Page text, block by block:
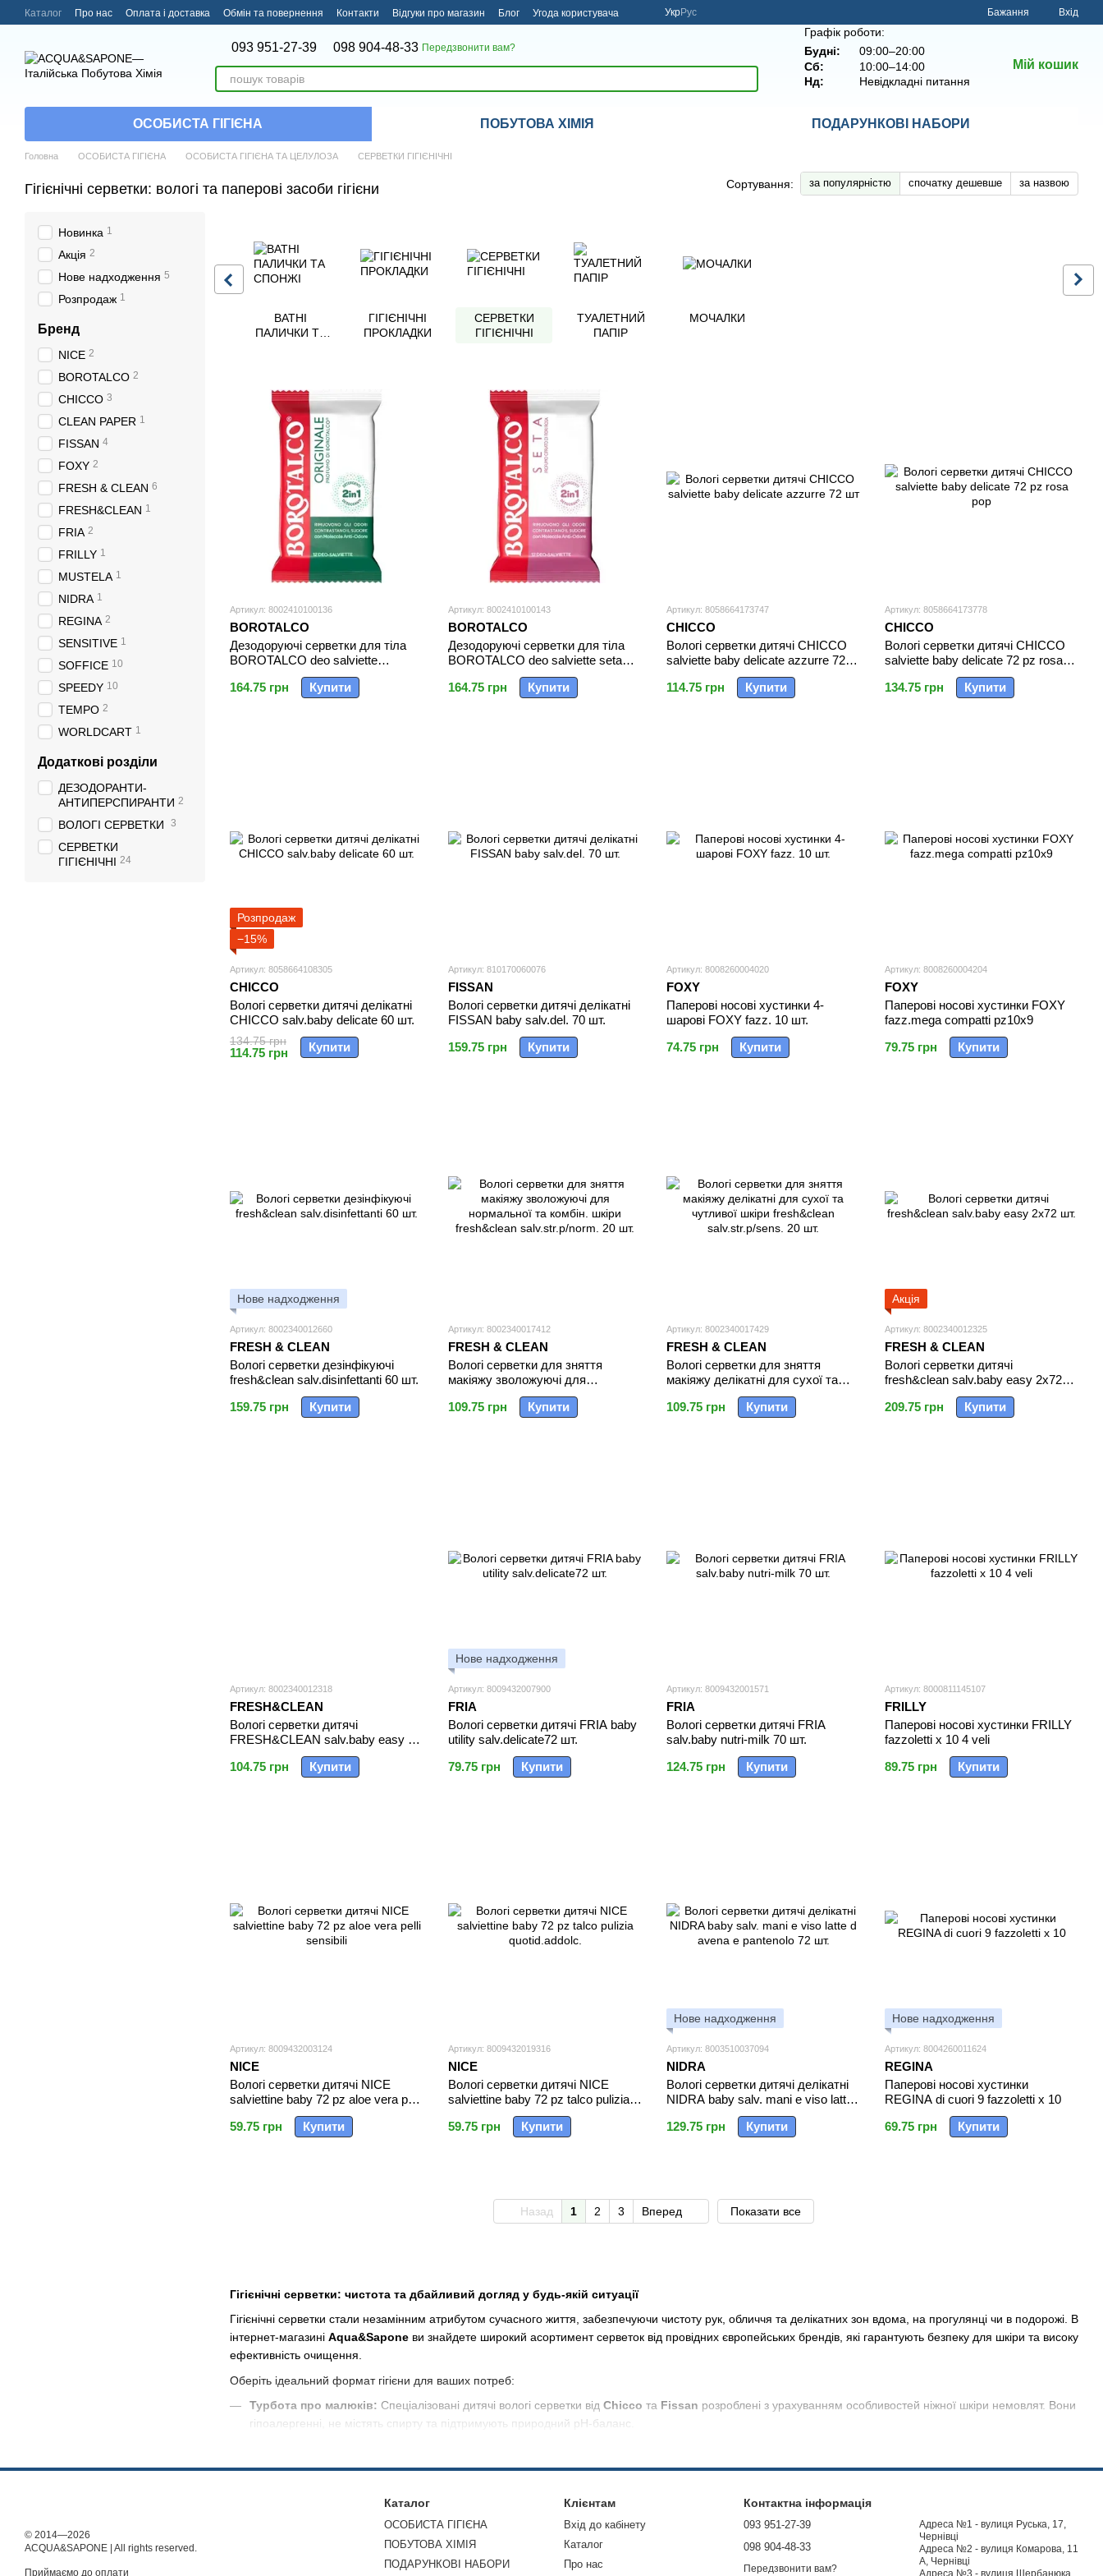
Перейти до основного контенту
Каталог Про нас Оплата і доставка Обмін та повернення Контакти Відгуки про магазин Блог Угода користувача УкрРус Бажання Вхід
093 951-27-39 098 904-48-33 Передзвонити вам?
Графік роботи:
Будні:
09:00–20:00
Сб:
10:00–14:00
Нд:
Невідкладні питання
Мій кошик
ОСОБИСТА ГІГІЄНА ПОБУТОВА ХІМІЯ ПОДАРУНКОВІ НАБОРИ
Головна ОСОБИСТА ГІГІЄНА ОСОБИСТА ГІГІЄНА ТА ЦЕЛУЛОЗА СЕРВЕТКИ ГІГІЄНІЧНІ
Гігієнічні серветки: вологі та паперові засоби гігієни Сортування: за популярністю спочатку дешевше за назвою
Гігієнічні серветки: чистота та дбайливий догляд у будь-якій ситуації
Гігієнічні серветки стали незамінним атрибутом сучасного життя, забезпечуючи чистоту рук, обличчя та делікатних зон вдома, на прогулянці чи в подорожі. В
інтернет-магазині Aqua&Sapone ви знайдете широкий асортимент серветок від провідних європейських брендів, які гарантують безпеку для шкіри та високу
ефективність очищення.
Оберіть ідеальний формат гігієни для ваших потреб:
Турбота про малюків: Спеціалізовані дитячі вологі серветки від Chicco та Fissan розроблені з урахуванням особливостей ніжної шкіри немовлят. Вони
гіпоалергенні, не містять спирту та підтримують природний pH-баланс.
делікатну інтимну гігієну, даруючи відчуття свіжості на весь день.
натуральної целюлози, вони відрізняються особливою міцністю та ніжністю.
Soffice
забезпечує м'який догляд за шкірою, роблячи щоденну гігієну простою та приємною.
Замовляйте оригінальні гігієнічні серветки з Італії та Європи в Aqua&Sapone. Ми пропонуємо лише перевірені бренди для вашого здоров'я та комфорту!
ВАТНІ
ПАЛИЧКИ ТА
ГІГІЄНІЧНІ
ПРОКЛАДКИ
СЕРВЕТКИ
ГІГІЄНІЧНІ
ТУАЛЕТНИЙ
ПАПІР
МОЧАЛКИ
Артикул: 8002410100136
BOROTALCO
Дезодоруючі серветки для тіла
BOROTALCO deo salviette
originale pz12
164.75 грн
Купити
Артикул: 8002410100143
BOROTALCO
Дезодоруючі серветки для тіла
BOROTALCO deo salviette seta
164.75 грн
Купити
Артикул: 8058664173747
CHICCO
Вологі серветки дитячі CHICCO
salviette baby delicate azzurre 72
114.75 грн
Купити
Артикул: 8058664173778
CHICCO
Вологі серветки дитячі CHICCO
salviette baby delicate 72 pz rosa
134.75 грн
Купити
Розпродаж
−15%
Артикул: 8058664108305
CHICCO
Вологі серветки дитячі делікатні
CHICCO salv.baby delicate 60 шт.
134.75 грн
114.75 грн Купити
Артикул: 810170060076
FISSAN
Вологі серветки дитячі делікатні
FISSAN baby salv.del. 70 шт.
159.75 грн
Купити
Артикул: 8008260004020
FOXY
Паперові носові хустинки 4-
шарові FOXY fazz. 10 шт.
74.75 грн
Купити
Артикул: 8008260004204
FOXY
Паперові носові хустинки FOXY
fazz.mega compatti pz10x9
79.75 грн
Купити
Нове надходження
Артикул: 8002340012660
FRESH & CLEAN
Вологі серветки дезінфікуючі
fresh&clean salv.disinfettanti 60 шт.
159.75 грн
Купити
Артикул: 8002340017412
FRESH & CLEAN
Вологі серветки для зняття
макіяжу зволожуючі для
нормальної та комбін. шкіри
fresh&clean salv.str.p/norm. 20 шт.
109.75 грн Купити
Артикул: 8002340017429
FRESH & CLEAN
Вологі серветки для зняття
макіяжу делікатні для сухої та
чутливої шкіри fresh&clean
salv.str.p/sens. 20 шт.
109.75 грн Купити
Акція
Артикул: 8002340012325
FRESH & CLEAN
Вологі серветки дитячі
fresh&clean salv.baby easy 2x72
209.75 грн
Купити
Артикул: 8002340012318
FRESH&CLEAN
Вологі серветки дитячі
FRESH&CLEAN salv.baby easy 72
104.75 грн
Купити
Нове надходження
Артикул: 8009432007900
FRIA
Вологі серветки дитячі FRIA baby
utility salv.delicate72 шт.
79.75 грн
Купити
Артикул: 8009432001571
FRIA
Вологі серветки дитячі FRIA
salv.baby nutri-milk 70 шт.
124.75 грн
Купити
Артикул: 8000811145107
FRILLY
Паперові носові хустинки FRILLY
fazzoletti x 10 4 veli
89.75 грн
Купити
Артикул: 8009432003124
NICE
Вологі серветки дитячі NICE
salviettine baby 72 pz aloe vera pelli
59.75 грн
Купити
Артикул: 8009432019316
NICE
Вологі серветки дитячі NICE
salviettine baby 72 pz talco pulizia
quotid.addolc.
59.75 грн
Купити
Нове надходження
Артикул: 8003510037094
NIDRA
Вологі серветки дитячі делікатні
NIDRA baby salv. mani e viso latte
d avena e pantenolo 72 шт.
129.75 грн
Купити
Нове надходження
Артикул: 8004260011624
REGINA
Паперові носові хустинки
REGINA di cuori 9 fazzoletti x 10
69.75 грн
Купити
Назад 1 2 3 Вперед Показати все
Новинка 1
Акція 2
Нове надходження 5
Розпродаж 1
Бренд
NICE 2
BOROTALCO 2
CHICCO 3
CLEAN PAPER 1
FISSAN 4
FOXY 2
FRESH & CLEAN 6
FRESH&CLEAN 1
FRIA 2
FRILLY 1
MUSTELA 1
NIDRA 1
REGINA 2
SENSITIVE 1
SOFFICE 10
SPEEDY 10
TEMPO 2
WORLDCART 1
Додаткові розділи
ДЕЗОДОРАНТИ-
АНТИПЕРСПИРАНТИ 2
ВОЛОГІ СЕРВЕТКИ 3
СЕРВЕТКИ
ГІГІЄНІЧНІ 24
© 2014—2026
ACQUA&SAPONE | All rights reserved.
Приймаємо до оплати
Каталог
ОСОБИСТА ГІГІЄНА
ПОБУТОВА ХІМІЯ
ПОДАРУНКОВІ НАБОРИ
Клієнтам
Вхід до кабінету
Каталог
Про нас
Контактна інформація
093 951-27-39
098 904-48-33
Передзвонити вам?
Адреса №1 - вулиця Руська, 17,
Чернівці
Адреса №2 - вулиця Комарова, 11
А, Чернівці
Адреса №3 - вулиця Щербанюка